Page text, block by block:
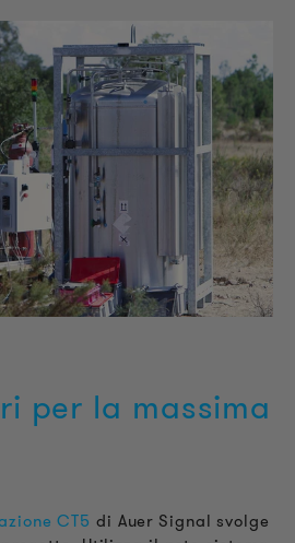
per la massima
CT5 di Auer Signal svolge